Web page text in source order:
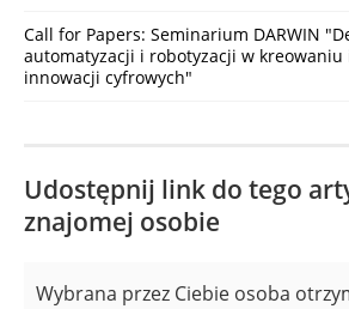
Call for Papers: Seminarium DARWIN
automatyzacji i robotyzacji w kreowaniu
innowacji cyfrowych"
Udostępnij link do tego
znajomej osobie
Wybrana przez Ciebie osoba